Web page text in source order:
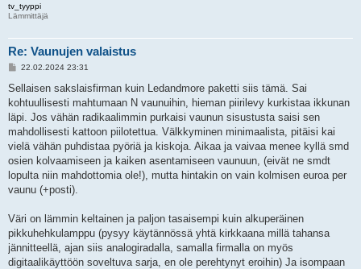
tv_tyyppi
Lämmittäjä
Re: Vaunujen valaistus
V
e
t
i
22.02.2024 23:31
Sellaisen sakslaisfirman kuin Ledandmore paketti siis tämä. Sai
kohtuullisesti mahtumaan N vaunuihin, hieman piirilevy kurkistaa ikkunan
läpi. Jos vähän radikaalimmin purkaisi vaunun sisustusta saisi sen
mahdollisesti kattoon piilotettua. Välkkyminen minimaalista, pitäisi kai
vielä vähän puhdistaa pyöriä ja kiskoja. Aikaa ja vaivaa menee kyllä smd
osien kolvaamiseen ja kaiken asentamiseen vaunuun, (eivät ne smdt
lopulta niin mahdottomia ole!), mutta hintakin on vain kolmisen euroa per
vaunu (+posti).
Väri on lämmin keltainen ja paljon tasaisempi kuin alkuperäinen
pikkuhehkulamppu (pysyy käytännössä yhtä kirkkaana millä tahansa
jännitteellä, ajan siis analogiradalla, samalla firmalla on myös
digitaalikäyttöön soveltuva sarja, en ole perehtynyt eroihin) Ja isompaan